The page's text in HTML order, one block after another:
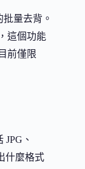
量去背。
這個功能
前僅限
、
什麼格式